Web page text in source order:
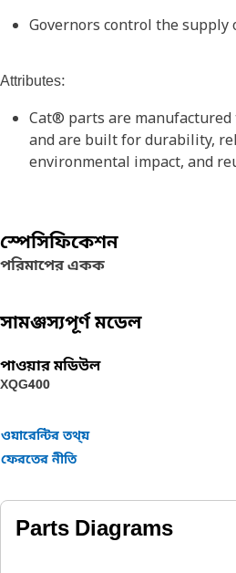
Governors control the supply
Attributes:
Cat® parts are manufactured
and are built for durability,
environmental impact, and
স্পেসিফিকেশন
পরিমাপের একক
সামঞ্জস্যপূর্ণ মডেল
পাওয়ার মডিউল
XQG400
ওয়ারেন্টির তথ্য়
ফেরতের নীতি
Parts Diagrams